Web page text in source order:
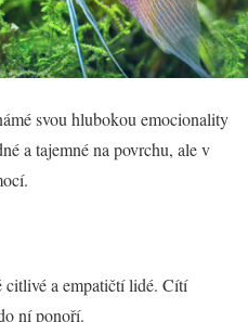
svou hlubokou emocionality
a tajemné na povrchu, ale v
citlivé a empatičtí lidé. Cítí
ní ponoří.